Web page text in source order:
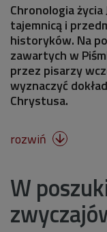
Chronologia
tajemnicą i
historyków. Na
zawartych w
przez pisarzy
wyznaczyć
Chrystusa.
rozwiń 
W